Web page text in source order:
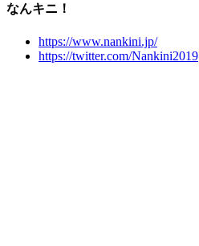
なんキニ！
https://www.nankini.jp/
https://twitter.com/Nankini2019